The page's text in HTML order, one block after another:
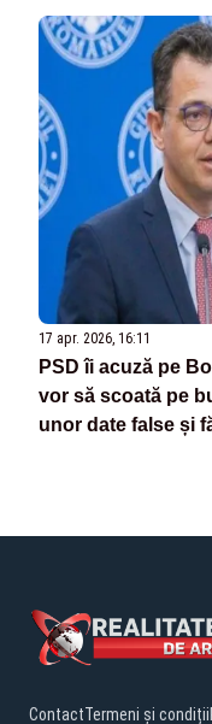
17 apr. 2026, 16:11
PSD îi acuză pe
vor să scoată pe
unor date false și
ContactTermeni și condiții